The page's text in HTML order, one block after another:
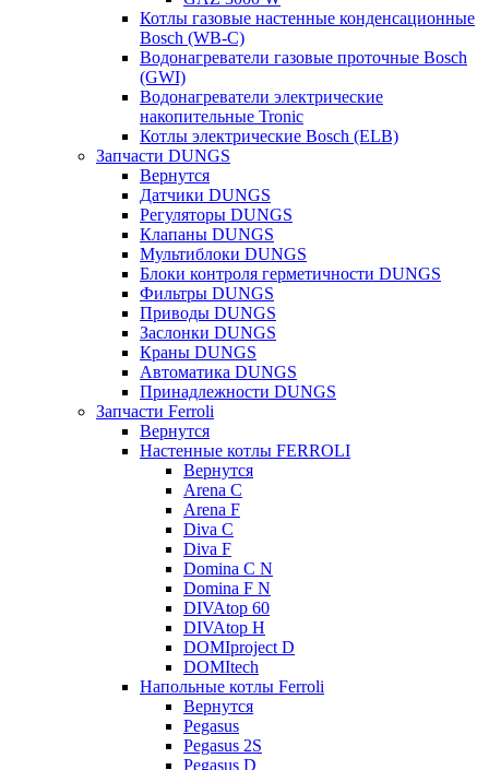
Котлы газовые настенные конденсационные
Bosch (WB-C)
Водонагреватели газовые проточные Bosch
(GWI)
Водонагреватели электрические
накопительные Tronic
Котлы электрические Bosch (ELB)
Запчасти DUNGS
Вернутся
Датчики DUNGS
Регуляторы DUNGS
Клапаны DUNGS
Мультиблоки DUNGS
Блоки контроля герметичности DUNGS
Фильтры DUNGS
Приводы DUNGS
Заслонки DUNGS
Краны DUNGS
Автоматика DUNGS
Принадлежности DUNGS
Запчасти Ferroli
Вернутся
Настенные котлы FERROLI
Вернутся
Arena C
Arena F
Diva C
Diva F
Domina C N
Domina F N
DIVAtop 60
DIVAtop H
DOMIproject D
DOMItech
Напольные котлы Ferroli
Вернутся
Pegasus
Pegasus 2S
Pegasus D